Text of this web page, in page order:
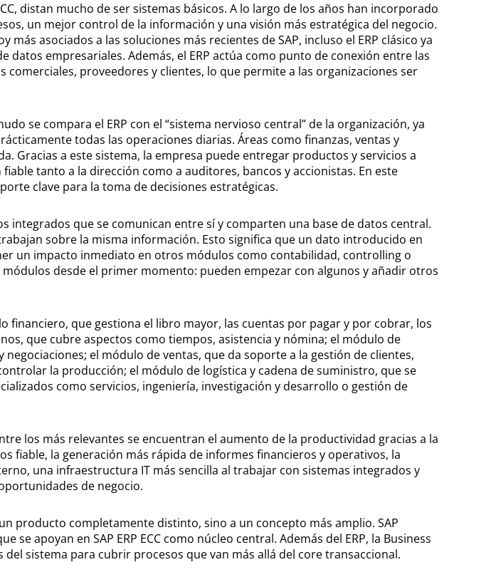
distan mucho de ser sistemas básicos. A lo largo de los años han incorporado
un mejor control de la información y una visión más estratégica del negocio.
asociados a las soluciones más recientes de SAP, incluso el ERP clásico ya
empresariales. Además, el ERP actúa como punto de conexión entre las
proveedores y clientes, lo que permite a las organizaciones ser
se compara el ERP con el “sistema nervioso central” de la organización, ya
todas las operaciones diarias. Áreas como finanzas, ventas y
Gracias a este sistema, la empresa puede entregar productos y servicios a
tanto a la dirección como a auditores, bancos y accionistas. En este
clave para la toma de decisiones estratégicas.
integrados que se comunican entre sí y comparten una base de datos central.
sobre la misma información. Esto significa que un dato introducido en
un impacto inmediato en otros módulos como contabilidad, controlling o
desde el primer momento: pueden empezar con algunos y añadir otros
financiero, que gestiona el libro mayor, las cuentas por pagar y por cobrar, los
que cubre aspectos como tiempos, asistencia y nómina; el módulo de
el módulo de ventas, que da soporte a la gestión de clientes,
la producción; el módulo de logística y cadena de suministro, que se
como servicios, ingeniería, investigación y desarrollo o gestión de
los más relevantes se encuentran el aumento de la productividad gracias a la
fiable, la generación más rápida de informes financieros y operativos, la
una infraestructura IT más sencilla al trabajar con sistemas integrados y
de negocio.
producto completamente distinto, sino a un concepto más amplio. SAP
apoyan en SAP ERP ECC como núcleo central. Además del ERP, la Business
sistema para cubrir procesos que van más allá del core transaccional.